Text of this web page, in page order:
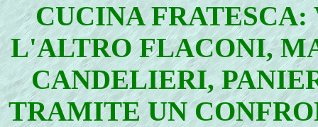
CUCINA
L'ALTRO FLACONI,
CANDELIERI,
TRAMITE UN